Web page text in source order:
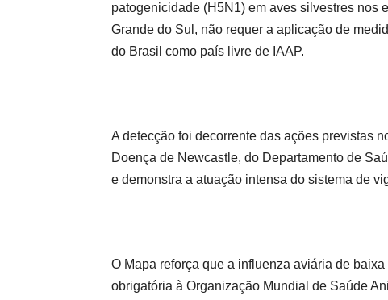
patogenicidade (H5N1) em aves silvestres nos
Grande do Sul, não requer a aplicação de
do Brasil como país livre de IAAP.
A detecção foi decorrente das ações previstas
Doença de Newcastle, do Departamento de
e demonstra a atuação intensa do sistema de
O Mapa reforça que a influenza aviária de
obrigatória à Organização Mundial de Saúde